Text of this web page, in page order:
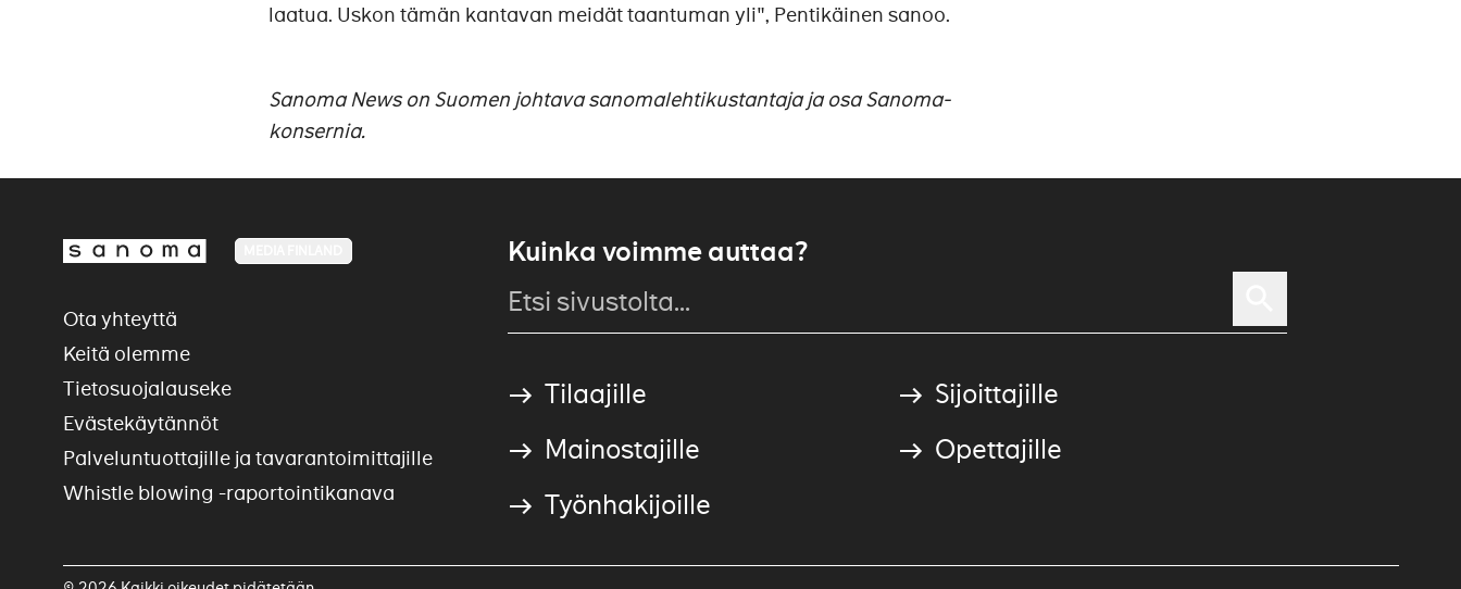
laatua. Uskon tämän kantavan meidät taantuman yli", Pentikäinen sanoo.
Sanoma News on Suomen johtava sanomalehtikustantaja ja osa Sanoma-
konsernia.
Kuinka voimme auttaa?
Tilaajille
Sijoittajille
Mainostajille
Opettajille
Työnhakijoille
Ota yhteyttä
Keitä olemme
Tietosuojalauseke
Evästekäytännöt
Palveluntuottajille ja tavarantoimittajille
Whistle blowing -raportointikanava